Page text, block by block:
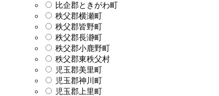
比企郡ときがわ町
秩父郡横瀬町
秩父郡皆野町
秩父郡長瀞町
秩父郡小鹿野町
秩父郡東秩父村
児玉郡美里町
児玉郡神川町
児玉郡上里町